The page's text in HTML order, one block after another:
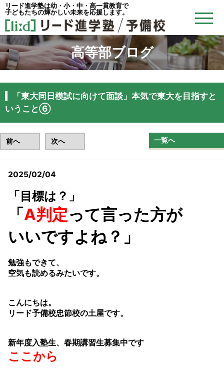
リード進学塾は幼・小・中・高一貫教育で
子どもたちの輝かしい未来を応援します。
高等部ブログ
「東大同日模試に向けて面談」本気で東大を目指すと
いうこと⑥
前へ 次へ 一覧へ
2025/02/04
「目標は？」
「A判定って言った方が
いいですよね？」
勉強もできて、
空気も読めるみたいです。
こんにちは。
リード予備校忠節校の土屋です。
新年度入塾生、春期講習生募集中です
ここから